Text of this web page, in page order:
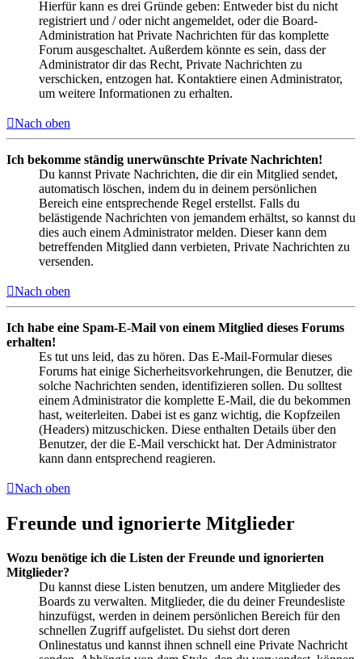
Hierfür kann es drei Gründe geben: Entweder bist du nicht
registriert und / oder nicht angemeldet, oder die Board-
Administration hat Private Nachrichten für das komplette
Forum ausgeschaltet. Außerdem könnte es sein, dass der
Administrator dir das Recht, Private Nachrichten zu
verschicken, entzogen hat. Kontaktiere einen Administrator,
um weitere Informationen zu erhalten.
Nach oben
Ich bekomme ständig unerwünschte Private Nachrichten!
Du kannst Private Nachrichten, die dir ein Mitglied sendet,
automatisch löschen, indem du in deinem persönlichen
Bereich eine entsprechende Regel erstellst. Falls du
belästigende Nachrichten von jemandem erhältst, so kannst du
dies auch einem Administrator melden. Dieser kann dem
betreffenden Mitglied dann verbieten, Private Nachrichten zu
versenden.
Nach oben
Ich habe eine Spam-E-Mail von einem Mitglied dieses Forums
erhalten!
Es tut uns leid, das zu hören. Das E-Mail-Formular dieses
Forums hat einige Sicherheitsvorkehrungen, die Benutzer, die
solche Nachrichten senden, identifizieren sollen. Du solltest
einem Administrator die komplette E-Mail, die du bekommen
hast, weiterleiten. Dabei ist es ganz wichtig, die Kopfzeilen
(Headers) mitzuschicken. Diese enthalten Details über den
Benutzer, der die E-Mail verschickt hat. Der Administrator
kann dann entsprechend reagieren.
Nach oben
Freunde und ignorierte Mitglieder
Wozu benötige ich die Listen der Freunde und ignorierten
Mitglieder?
Du kannst diese Listen benutzen, um andere Mitglieder des
Boards zu verwalten. Mitglieder, die du deiner Freundesliste
hinzufügst, werden in deinem persönlichen Bereich für den
schnellen Zugriff aufgelistet. Du siehst dort deren
Onlinestatus und kannst ihnen schnell eine Private Nachricht